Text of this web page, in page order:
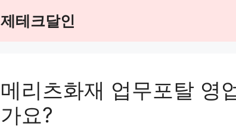
제테크달인
메리츠화재 업무포탈 영
가요?